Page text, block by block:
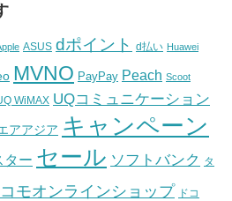
ASUS dポイント d払い Huawei
MVNO PayPay Peach Scoot
WiMAX UQコミュニケーション
アアジア キャンペーン
ター セール ソフトバンク タ
コモオンラインショップ ドコ